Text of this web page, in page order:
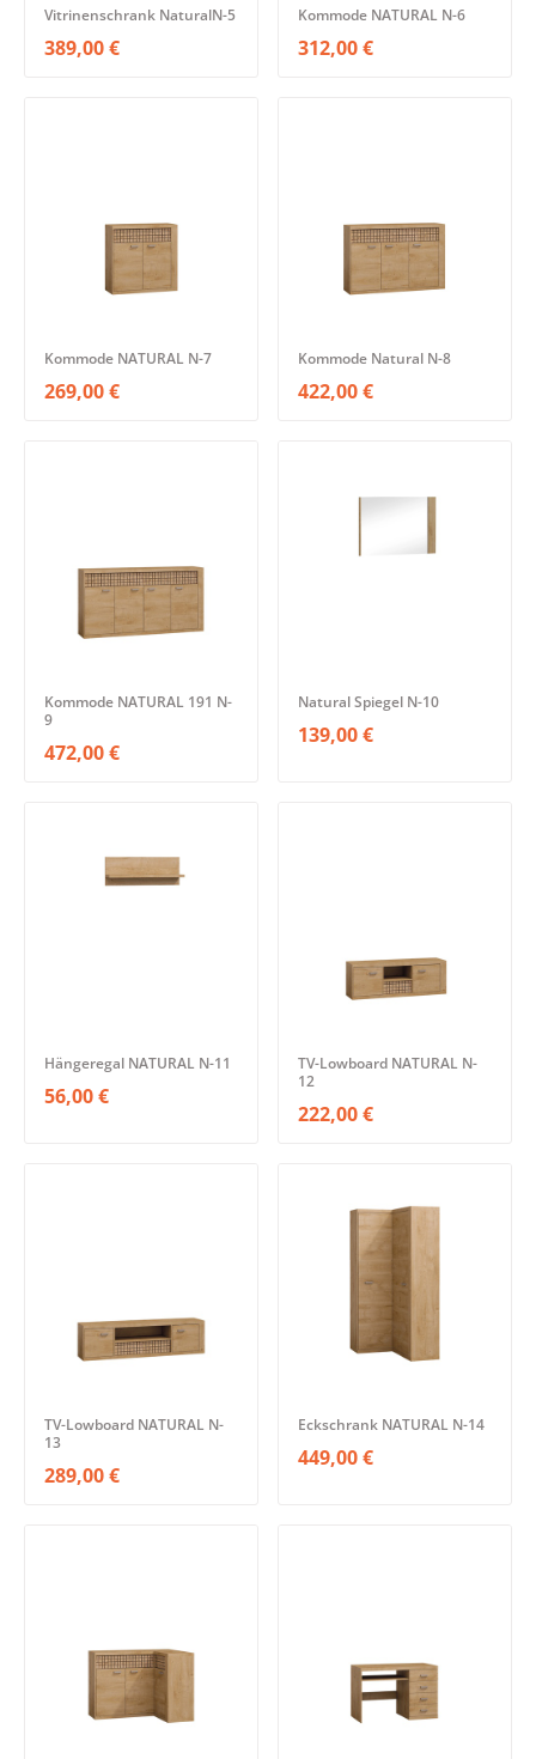
Vitrinenschrank NaturalN-5
389,00 €
Kommode NATURAL N-6
312,00 €
Kommode NATURAL N-7
269,00 €
Kommode Natural N-8
422,00 €
Kommode NATURAL 191 N-
9
472,00 €
Natural Spiegel N-10
139,00 €
Hängeregal NATURAL N-11
56,00 €
TV-Lowboard NATURAL N-
12
222,00 €
TV-Lowboard NATURAL N-
13
289,00 €
Eckschrank NATURAL N-14
449,00 €